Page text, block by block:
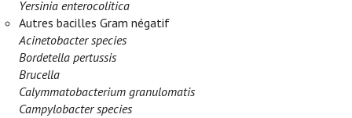
Yersinia enterocolitica
Autres bacilles Gram négatif
Acinetobacter species
Bordetella pertussis
Brucella
Calymmatobacterium granulomatis
Campylobacter species